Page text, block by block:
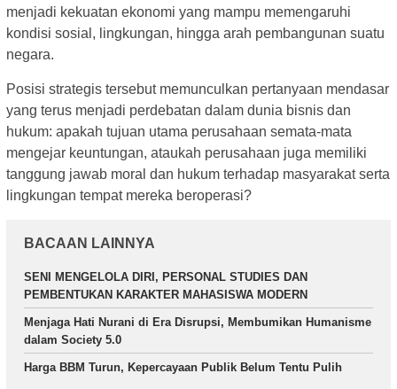
menjadi kekuatan ekonomi yang mampu memengaruhi
kondisi sosial, lingkungan, hingga arah pembangunan suatu
negara.
Posisi strategis tersebut memunculkan pertanyaan mendasar
yang terus menjadi perdebatan dalam dunia bisnis dan
hukum: apakah tujuan utama perusahaan semata-mata
mengejar keuntungan, ataukah perusahaan juga memiliki
tanggung jawab moral dan hukum terhadap masyarakat serta
lingkungan tempat mereka beroperasi?
BACAAN LAINNYA
SENI MENGELOLA DIRI, PERSONAL STUDIES DAN
PEMBENTUKAN KARAKTER MAHASISWA MODERN
Menjaga Hati Nurani di Era Disrupsi, Membumikan Humanisme
dalam Society 5.0
Harga BBM Turun, Kepercayaan Publik Belum Tentu Pulih